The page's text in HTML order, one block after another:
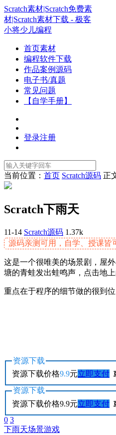
Scratch素材|Scratch免费素
材|Scratch素材下载 - 极客
小将少儿编程
首页素材
编程软件下载
作品案例源码
电子书/真题
常见问题
【自学手册】
登录注册
当前位置： 首页 Scratch源码 正
Scratch下雨天
11-14 Scratch源码 1.37k
源码亲测可用，自学、授课皆
这是一个很唯美的场景剧，屋
塘的青蛙发出蛙鸣声，点击地
重点在于程序的细节做的很到
资源下载
资源下载价格9.9元立即支付
资源下载
资源下载价格9.9元立即支付
0 3
下雨天场景游戏